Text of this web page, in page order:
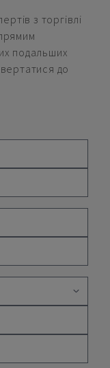
з торгівлі
подальших
до